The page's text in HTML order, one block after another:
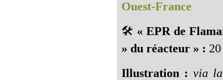
Ouest-France
🛠️ « EPR de
» du réacteur » :
Illustration : via la